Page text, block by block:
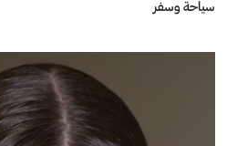
سياحة وسفر